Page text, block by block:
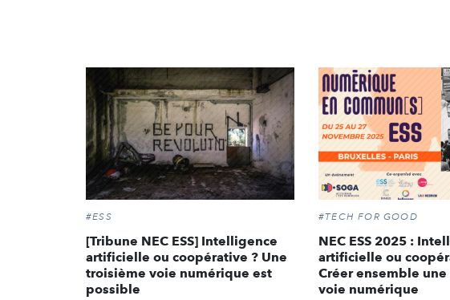
#ESS
[Tribune NEC ESS] Intelligence
artificielle ou coopérative ? Une
troisième voie numérique est
possible
#TECH FOR GOOD
NEC ESS 2025 :
artificielle ou
Créer ensemble
voie numérique